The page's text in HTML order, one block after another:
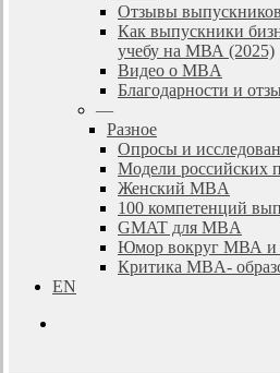
Отзывы
Как выпускники
учебу на МВА (2025)
Видео о MBA
Благодарности и
—
Разное
Опросы и
Модели российских
Женский MBA
100 компетенций
GMAT для MBA
Юмор вокруг МВА и
Критика MBA-
EN